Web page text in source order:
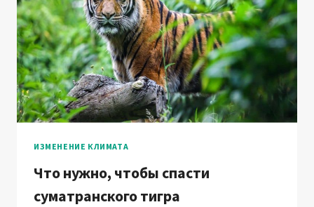
ИЗМЕНЕНИЕ КЛИМАТА
Что нужно, чтобы спасти
суматранского тигра